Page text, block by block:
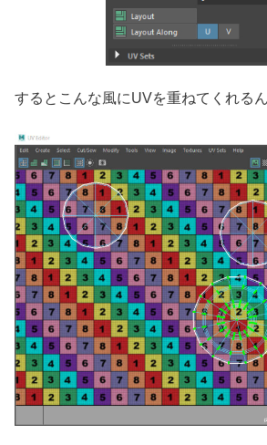
するとこんな風にUVを重ねてくれるん